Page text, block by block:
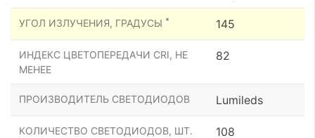
УГОЛ ИЗЛУЧЕНИЯ, ГРАДУСЫ * 145
ИНДЕКС ЦВЕТОПЕРЕДАЧИ CRI, НЕ
МЕНЕЕ
82
ПРОИЗВОДИТЕЛЬ СВЕТОДИОДОВ Lumileds
КОЛИЧЕСТВО СВЕТОДИОДОВ, ШТ. 108